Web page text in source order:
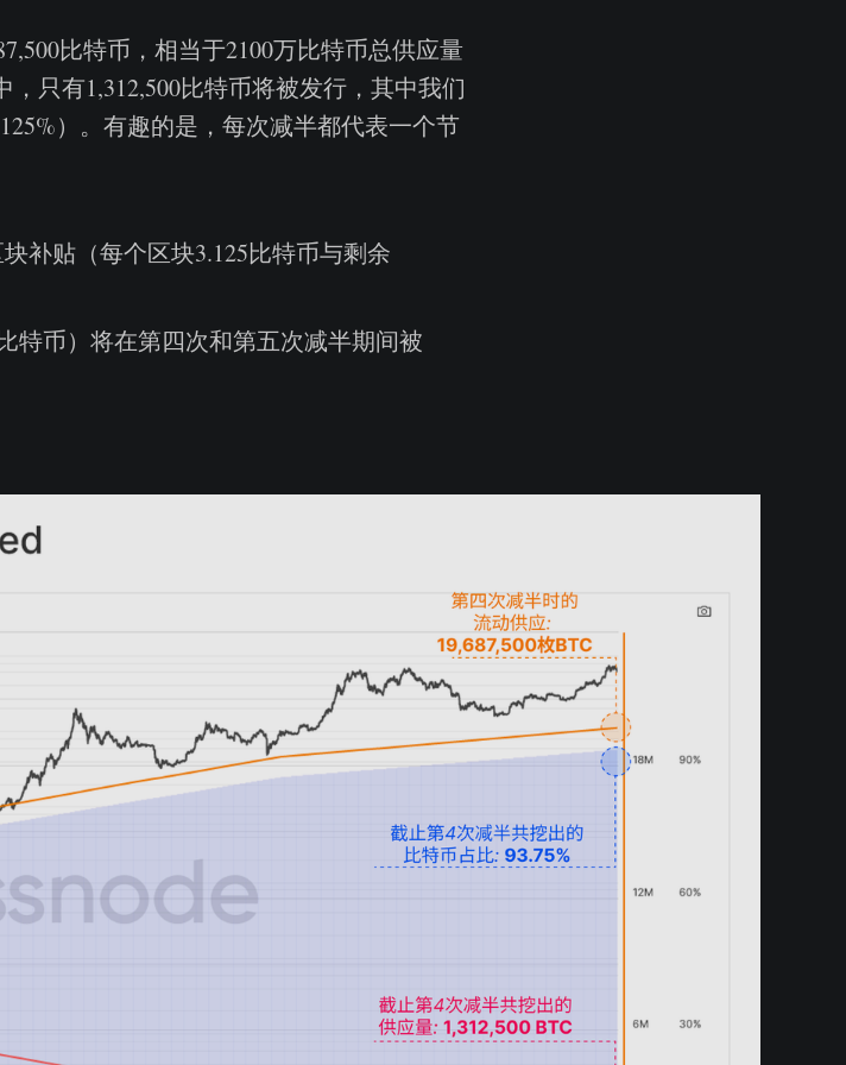
比特币，相当于2100万比特币总供应量
只有1,312,500比特币将被发行，其中我们
）。有趣的是，每次减半都代表一个节
补贴（每个区块3.125比特币与剩余
特币）将在第四次和第五次减半期间被